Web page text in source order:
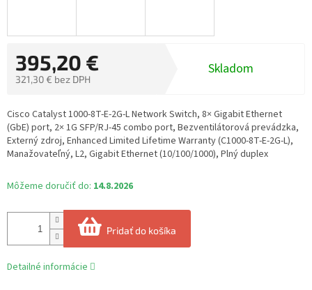
395,20 €
321,30 € bez DPH
cena:
Skladom
Môžeme doručiť do: 14.8.2026
Pridať do košíka
Cisco Catalyst 1000-8T-E-2G-L Network Switch, 8× Gigabit Ethernet
(GbE) port, 2× 1G SFP/RJ-45 combo port, Bezventilátorová prevádzka,
Externý zdroj, Enhanced Limited Lifetime Warranty (C1000-8T-E-2G-L),
Manažovateľný, L2, Gigabit Ethernet (10/100/1000), Plný duplex
Detailné informácie